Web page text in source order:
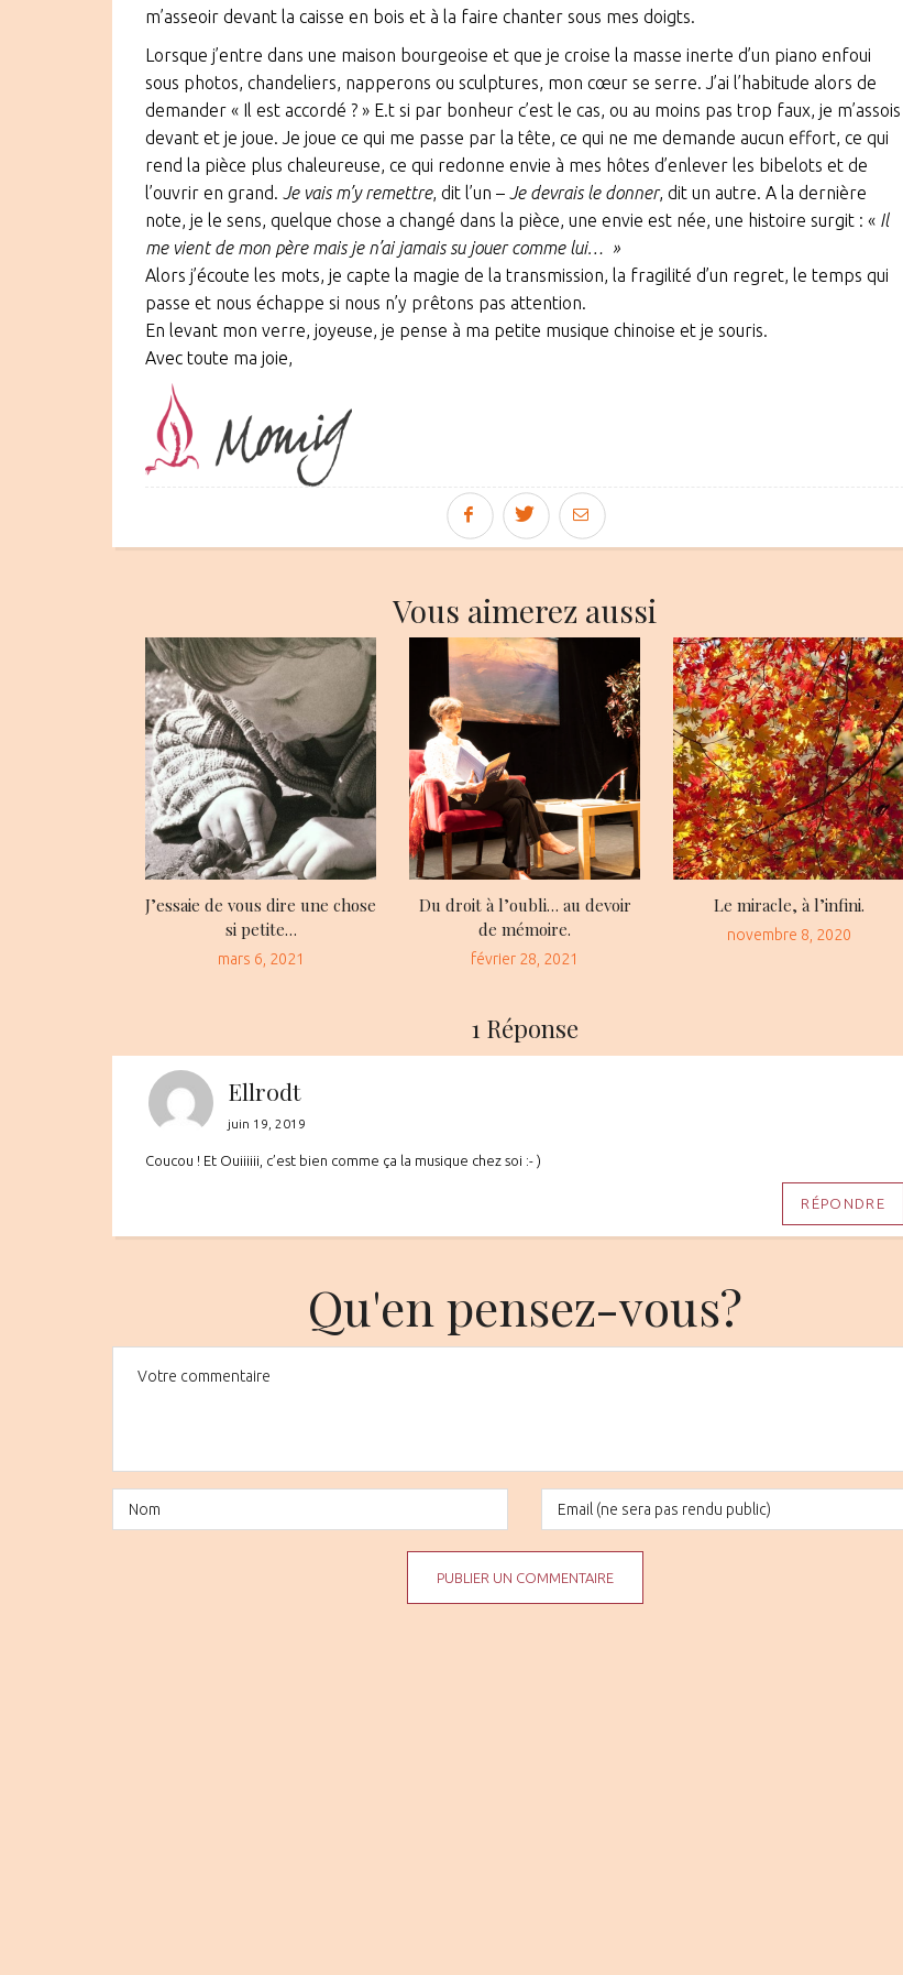
m’asseoir devant la caisse en bois et à la faire chanter sous mes doigts.
Lorsque j’entre dans une maison bourgeoise et que je croise la masse inerte d’un piano enfoui
sous photos, chandeliers, napperons ou sculptures, mon cœur se serre. J’ai l’habitude alors de
demander « Il est accordé ? » E.t si par bonheur c’est le cas, ou au moins pas trop faux, je m’assois
devant et je joue. Je joue ce qui me passe par la tête, ce qui ne me demande aucun effort, ce qui
rend la pièce plus chaleureuse, ce qui redonne envie à mes hôtes d’enlever les bibelots et de
l’ouvrir en grand. Je vais m’y remettre, dit l’un – Je devrais le donner, dit un autre. A la dernière
note, je le sens, quelque chose a changé dans la pièce, une envie est née, une histoire surgit : « Il
me vient de mon père mais je n’ai jamais su jouer comme lui… »
Alors j’écoute les mots, je capte la magie de la transmission, la fragilité d’un regret, le temps qui
passe et nous échappe si nous n’y prêtons pas attention.
En levant mon verre, joyeuse, je pense à ma petite musique chinoise et je souris.
Avec toute ma joie,
Vous aimerez aussi
J’essaie de vous dire une chose
si petite…
Posted
mars 6, 2021
Du droit à l’oubli… au devoir
de mémoire.
Posted
février 28, 2021
Le miracle, à l’infini.
Posted
novembre 8, 2020
1 Réponse
Ellrodt
juin 19, 2019
Coucou ! Et Ouiiiiii, c’est bien comme ça la musique chez soi :- )
RÉPONDRE
Qu'en pensez-vous?